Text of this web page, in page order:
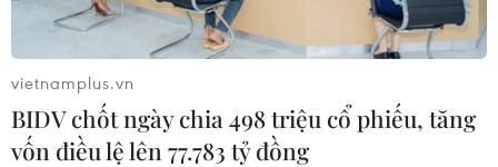
vietnamplus.vn
BIDV chốt ngày chia 498 triệu cổ phiếu, tăng
vốn điều lệ lên 77.783 tỷ đồng